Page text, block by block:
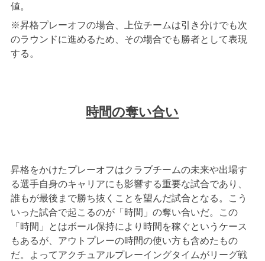
値。
※昇格プレーオフの場合、上位チームは引き分けでも次
のラウンドに進めるため、その場合でも勝者として表現
する。
時間の奪い合い
昇格をかけたプレーオフはクラブチームの未来や出場す
る選手自身のキャリアにも影響する重要な試合であり、
誰もが最後まで勝ち抜くことを望んだ試合となる。こう
いった試合で起こるのが「時間」の奪い合いだ。この
「時間」とはボール保持により時間を稼ぐというケース
もあるが、アウトプレーの時間の使い方も含めたもの
だ。よってアクチュアルプレーイングタイムがリーグ戦